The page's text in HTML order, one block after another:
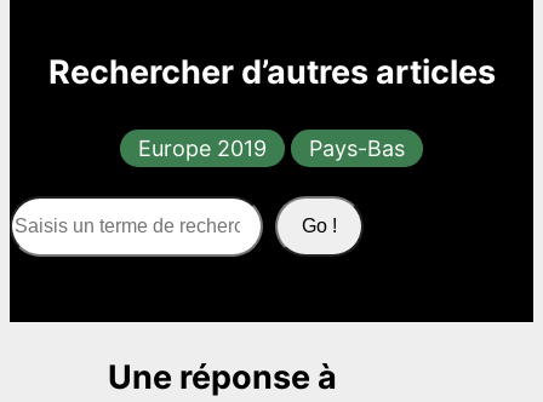
Rechercher d’autres articles
Europe 2019 Pays-Bas
S
e
r
Go !
Une réponse à